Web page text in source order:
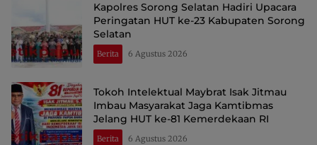
Kapolres Sorong Selatan Hadiri Upacara
Peringatan HUT ke-23 Kabupaten Sorong
Selatan
Berita 6 Agustus 2026
Tokoh Intelektual Maybrat Isak Jitmau
Imbau Masyarakat Jaga Kamtibmas
Jelang HUT ke-81 Kemerdekaan RI
Berita 6 Agustus 2026